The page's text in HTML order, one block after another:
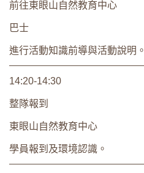
前往東眼山自然教育中心
巴士
進行活動知識前導與活動說明。
14:20-14:30
整隊報到
東眼山自然教育中心
學員報到及環境認識。